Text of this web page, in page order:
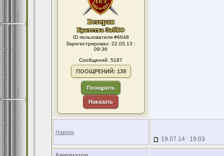
ID пользователя #6648
Зарегистрирован: 22.03.13 :
09:36
Сообщений: 5187
ПООЩРЕНИЙ: 139
Поощрить
Наказать
Наверх
19.07.14 : 19:03